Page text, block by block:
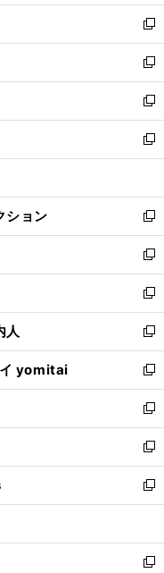
開
く
ウ
ィ
ン
ド
ウ
で
開
く
し
い
ウ
ィ
ン
ド
ウ
で
開
新
し
い
ウ
ィ
ン
ド
ウ
開
く
新
し
い
ウ
ィ
ン
ウ
で
開
く
新
し
い
ウ
ン
ド
ウ
で
開
く
新
し
ウ
ィ
ン
ド
ウ
で
開
く
ション
新
し
い
ウ
ィ
ン
ド
ウ
で
開
く
新
し
い
ウ
ィ
ン
ド
ウ
で
開
く
新
し
い
ウ
ィ
ン
ド
ウ
で
開
く
人
新
し
い
ウ
ィ
ン
ド
ウ
で
開
イ yomitai
新
し
い
ウ
ィ
ン
ド
ウ
開
く
新
し
い
ウ
ィ
ン
ウ
で
新
し
い
ウ
ン
ド
新
し
ウ
ィ
新